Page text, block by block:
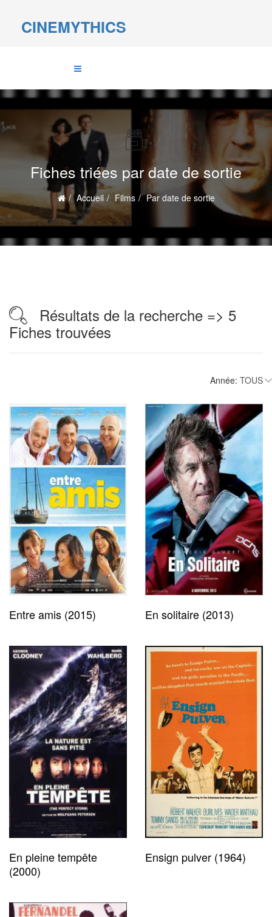
CINEMYTHICS
Fiches triées par date de sortie
Accueil Films Par date de sortie
Résultats de la recherche => 5
Fiches trouvées
Année:
Entre amis (2015) En solitaire (2013)
En pleine tempête
(2000)
Ensign pulver (1964)